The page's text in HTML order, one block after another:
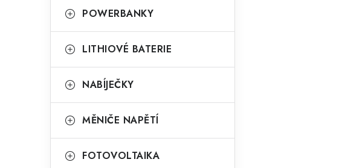
e
POWERBANKY
LITHIOVÉ BATERIE
NABÍJEČKY
MĚNIČE NAPĚTÍ
FOTOVOLTAIKA